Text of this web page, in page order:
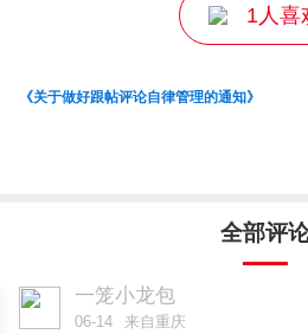
施。落实国务院常务会
台，推行普惠化开放、
复建设与闲置浪费。
1人喜
《关于做好跟帖评论自律管理的通知》
全部评
一笼小龙包
06-14 来自重庆